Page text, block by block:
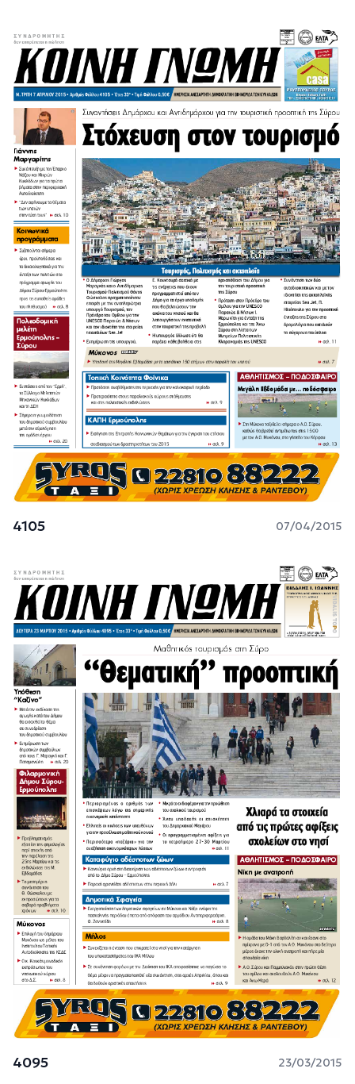
4105 07/04/2015
4095 23/03/2015